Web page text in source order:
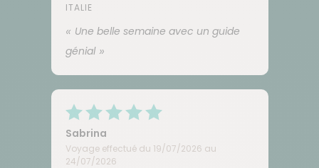
ITALIE
Une belle semaine avec un guide
génial
Sabrina
Voyage effectué du 19/07/2026 au
24/07/2026